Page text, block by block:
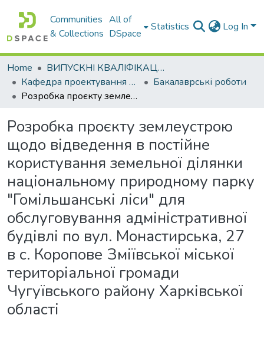
Communities
& Collections
All of
DSpace
Statistics Log In
Home
ВИПУСКНІ КВАЛІФІКАЦІЙНІ РОБОТИ
Кафедра проектування доріг, геодезії і землеустрою
Бакалаврські роботи
Розробка проєкту землеустрою щодо відведення в постійне користування земельної ділянки національному природному парку "Гомільшанські ліси" для обслуговування адміністративної будівлі по вул. Монастирська, 27 в с. Коропове Зміївської міської територіальної громади Чугуївського району Харківської області
Розробка проєкту землеустрою
щодо відведення в постійне
користування земельної ділянки
національному природному парку
"Гомільшанські ліси" для
обслуговування адміністративної
будівлі по вул. Монастирська, 27
в с. Коропове Зміївської міської
територіальної громади
Чугуївського району Харківської
області